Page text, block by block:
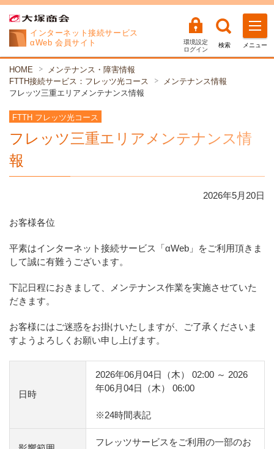
インターネット接続サービス
αWeb 会員サイト
環境設定
ログイン
検索 メニュー
HOME
メンテナンス・障害情報
FTTH接続サービス：フレッツ光コース
メンテナンス情報
フレッツ三重エリアメンテナンス情報
FTTH フレッツ光コース
フレッツ三重エリアメンテナンス情
報
2026年5月 20日
お客様各位
平素はインターネット接続サービス「αWeb」をご利用頂きま
して誠に有難うございます。
下記日程におきまして、メンテナンス作業を実施させていた
だきます。
お客様にはご迷惑をお掛けいたしますが、ご了承くださいま
すようよろしくお願い申し上げます。
日時
2026年06月04日（木） 02:00 ～ 2026
年06月04日（木） 06:00
※24時間表記
フレッツサービスをご利用の一部のお